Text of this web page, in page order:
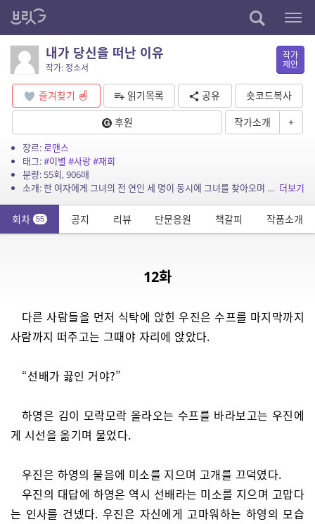
내가 당신을 떠난 이유
작가: 정소서
작가
제안
즐겨찾기 읽기목록 공유
숏코드복사
후원
작가소개 +
장르:로맨스
태그:#이별 #사랑#재회
분량: 55회, 906매
소개: 한 여자에게 그녀의 전 연인 세 명이 동시에 그녀를 찾아오며 벌어지는 이야기. 헤어지자는 말을 건네고 홀연히 떠나버린 그 사람을 만난다면 당신은 어떤 말을 건네겠습니까? 그 사람... 더보기
회차 55 공지 리뷰 단문응원 책갈피 작품소개
12화
다른 사람들을 먼저 식탁에 앉힌 우진은 수프를 마지막까지
사람까지 떠주고는 그때야 자리에 앉았다.
“선배가 끓인 거야?”
하영은 김이 모락모락 올라오는 수프를 바라보고는 우진에
게 시선을 옮기며 물었다.
우진은 하영의 물음에 미소를 지으며 고개를 끄덕였다.
우진의 대답에 하영은 역시 선배라는 미소를 지으며 고맙다
는 인사를 건넸다. 우진은 자신에게 고마워하는 하영의 모습